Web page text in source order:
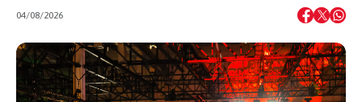
04/08/2026